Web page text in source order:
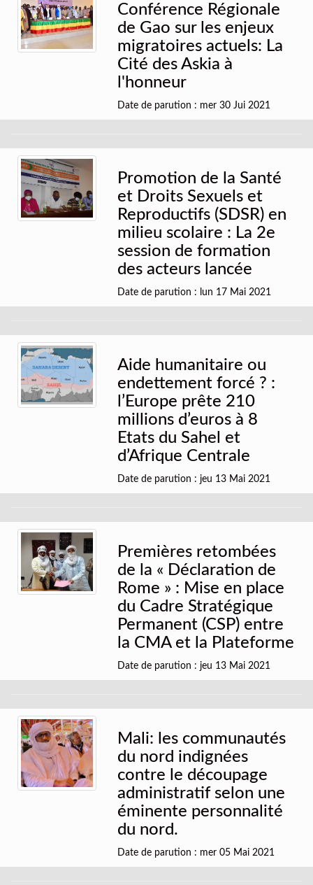
Conférence Régionale
de Gao sur les enjeux
migratoires actuels: La
Cité des Askia à
l'honneur
Date de parution : mer 30 Jui 2021
Promotion de la Santé
et Droits Sexuels et
Reproductifs (SDSR) en
milieu scolaire : La 2e
session de formation
des acteurs lancée
Date de parution : lun 17 Mai 2021
Aide humanitaire ou
endettement forcé ? :
l’Europe prête 210
millions d’euros à 8
Etats du Sahel et
d’Afrique Centrale
Date de parution : jeu 13 Mai 2021
Premières retombées
de la « Déclaration de
Rome » : Mise en place
du Cadre Stratégique
Permanent (CSP) entre
la CMA et la Plateforme
Date de parution : jeu 13 Mai 2021
Mali: les communautés
du nord indignées
contre le découpage
administratif selon une
éminente personnalité
du nord.
Date de parution : mer 05 Mai 2021